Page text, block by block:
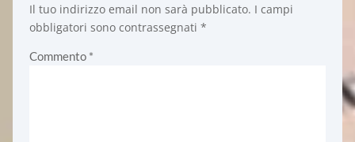
Il tuo indirizzo email non sarà pubblicato. I campi
obbligatori sono contrassegnati *
Commento *